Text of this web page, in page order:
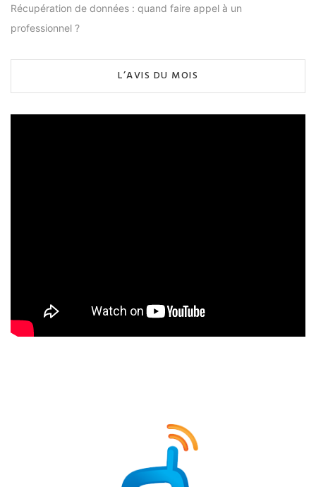
Récupération de données : quand faire appel à un
professionnel ?
L’AVIS DU MOIS